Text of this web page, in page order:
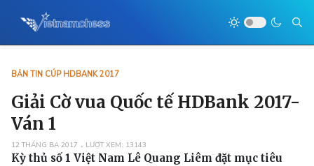
BẢN TIN CÚP HDBANK 2017
Giải Cờ vua Quốc tế HDBank 2017-
Ván 1
12 THÁNG BA 2017 LƯỢT XEM: 13143
Kỳ thủ số 1 Việt Nam Lê Quang Liêm đặt mục tiêu